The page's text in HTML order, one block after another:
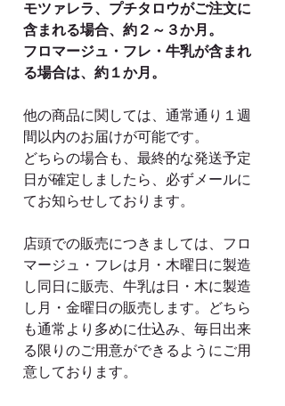
モツァレラ、プチタロウがご注文に
含まれる場合、約２～３か月。
フロマージュ・フレ・牛乳が含まれ
る場合は、約１か月。
他の商品に関しては、通常通り１週
間以内のお届けが可能です。
どちらの場合も、最終的な発送予定
日が確定しましたら、必ずメールに
てお知らせしております。
店頭での販売につきましては、フロ
マージュ・フレは月・木曜日に製造
し同日に販売、牛乳は日・木に製造
し月・金曜日の販売します。どちら
も通常より多めに仕込み、毎日出来
る限りのご用意ができるようにご用
意しております。